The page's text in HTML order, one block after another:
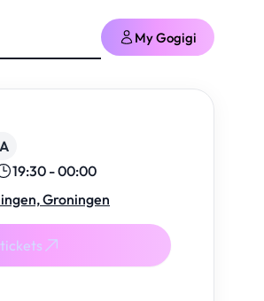
My Gogigi
19:30 - 00:00
Groningen